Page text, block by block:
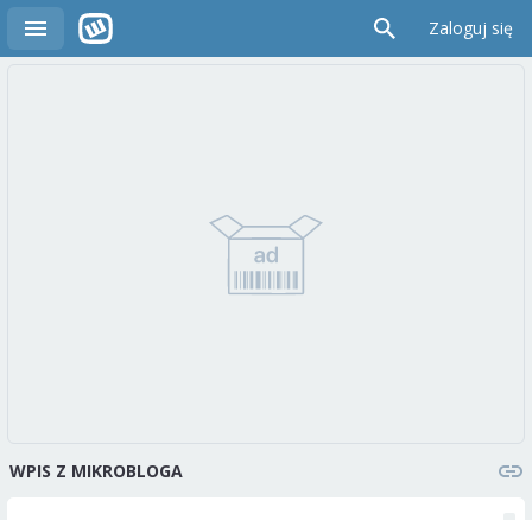
Zaloguj się
WPIS Z MIKROBLOGA